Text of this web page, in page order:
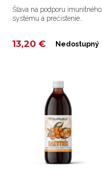
Šťava na podporu imunitného
systému a prečistenie
13,20 € Nedostupný